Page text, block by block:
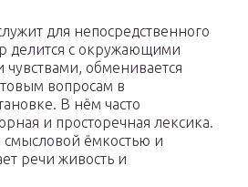
для непосредственного
делится с окружающими
обменивается
вопросам в
В нём часто
и просторечная лексика.
смысловой ёмкостью и
речи живость и